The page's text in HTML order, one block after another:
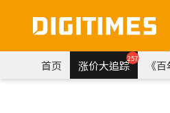
首页 涨价大追踪257 《